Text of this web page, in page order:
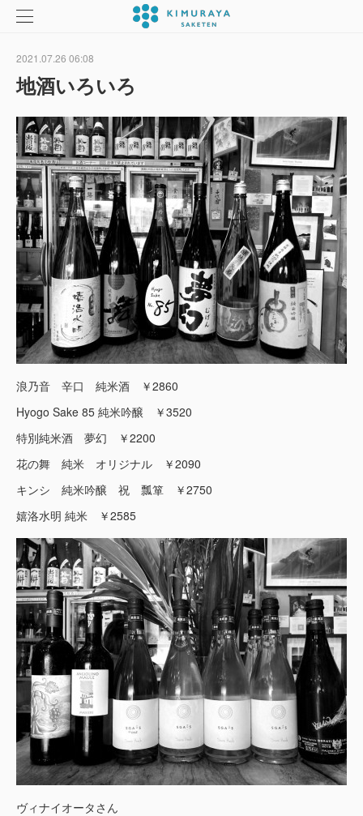
2021.07.26 06:08
地酒いろいろ
浪乃音 辛口 純米酒 ￥2860
Hyogo Sake 85 純米吟醸 ￥3520
特別純米酒 夢幻 ￥2200
花の舞 純米 オリジナル ￥2090
キンシ 純米吟醸 祝 瓢箪 ￥2750
嬉洛水明 純米 ￥2585
ヴィナイオータさん